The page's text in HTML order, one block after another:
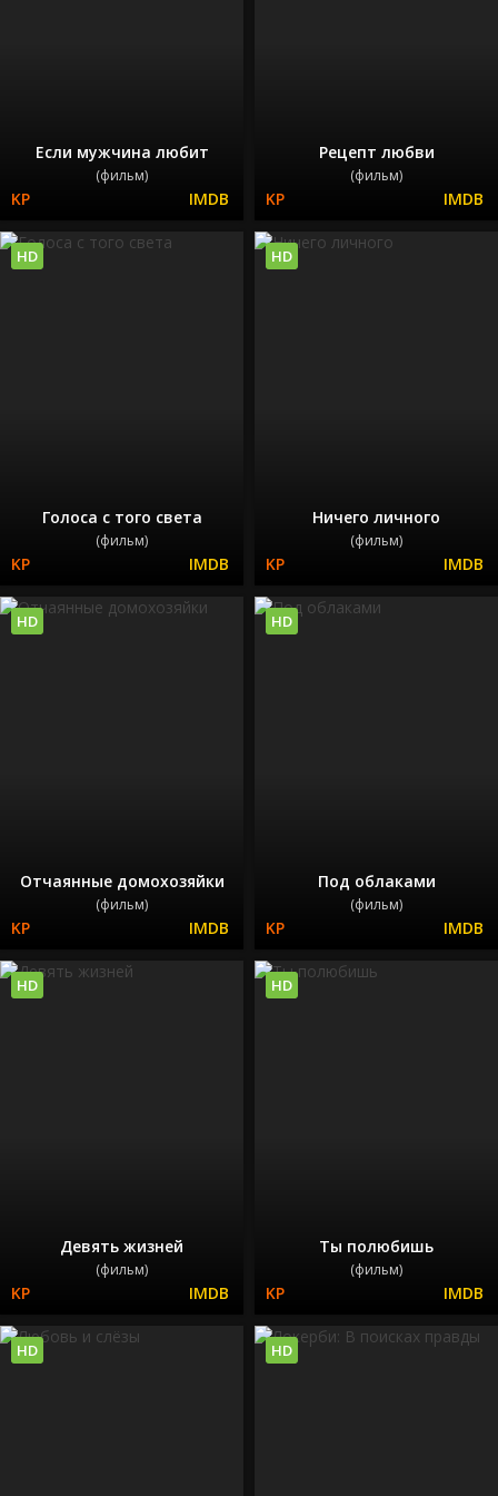
Если мужчина любит
(фильм)
Рецепт любви
(фильм)
Голоса с того света
(фильм)
HD
Ничего личного
(фильм)
HD
Отчаянные домохозяйки
(фильм)
HD
Под облаками
(фильм)
HD
Девять жизней
(фильм)
HD
Ты полюбишь
(фильм)
HD
HD HD